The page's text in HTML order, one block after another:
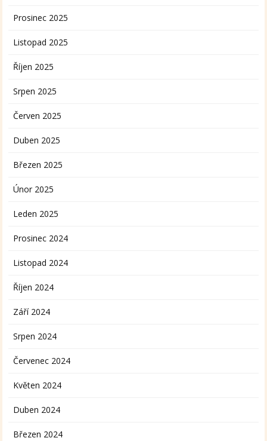
Prosinec 2025
Listopad 2025
Říjen 2025
Srpen 2025
Červen 2025
Duben 2025
Březen 2025
Únor 2025
Leden 2025
Prosinec 2024
Listopad 2024
Říjen 2024
Září 2024
Srpen 2024
Červenec 2024
Květen 2024
Duben 2024
Březen 2024